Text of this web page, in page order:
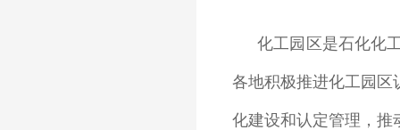
化工园区是石化化
各地积极推进化工园区
化建设和认定管理，推